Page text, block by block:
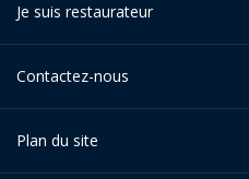
Je suis restaurateur
Contactez-nous
Plan du site